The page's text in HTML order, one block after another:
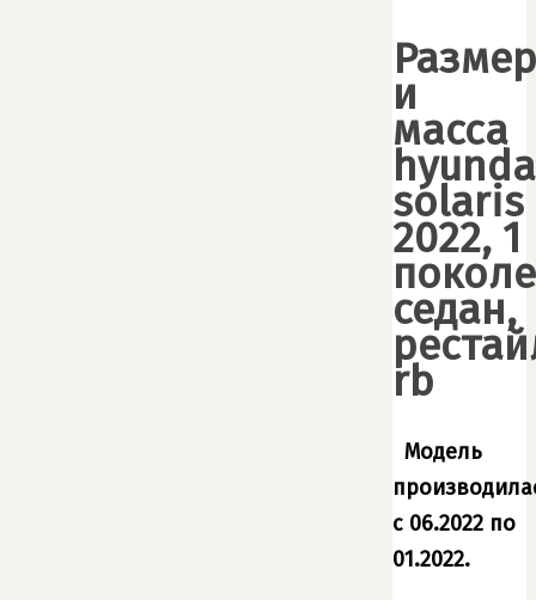
и
масса
solaris
2022, 1
седан,
rb
Модель
с 06.2022 по
01.2022.